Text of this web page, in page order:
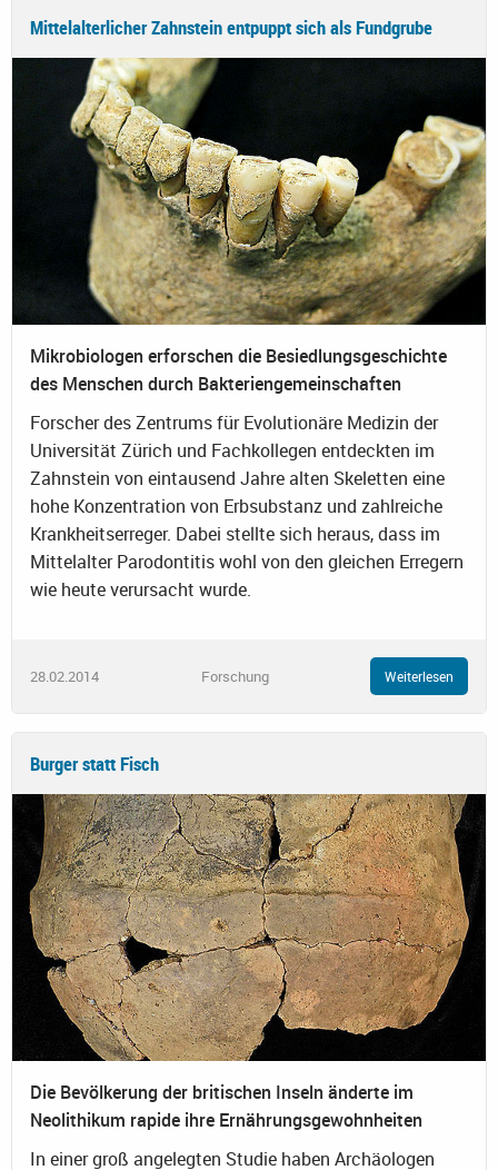
Mittelalterlicher Zahnstein entpuppt sich als Fundgrube
Mikrobiologen erforschen die Besiedlungsgeschichte
des Menschen durch Bakteriengemeinschaften
Forscher des Zentrums für Evolutionäre Medizin der
Universität Zürich und Fachkollegen entdeckten im
Zahnstein von eintausend Jahre alten Skeletten eine
hohe Konzentration von Erbsubstanz und zahlreiche
Krankheitserreger. Dabei stellte sich heraus, dass im
Mittelalter Parodontitis wohl von den gleichen Erregern
wie heute verursacht wurde.
28.02.2014 Forschung Weiterlesen
Burger statt Fisch
Die Bevölkerung der britischen Inseln änderte im
Neolithikum rapide ihre Ernährungsgewohnheiten
In einer groß angelegten Studie haben Archäologen